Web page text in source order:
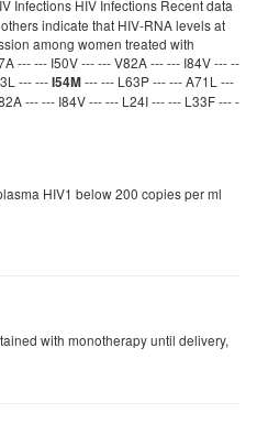
Infections HIV Infections Recent data
indicate that HIV-RNA levels at
among women treated with
--- --- I50V --- --- V82A --- --- I84V --- --
--- ---I54M--- --- L63P --- --- A71L ---
--- --- I84V --- --- L24I --- --- L33F --- -
HIV1 below 200 copies per ml
with monotherapy until delivery,